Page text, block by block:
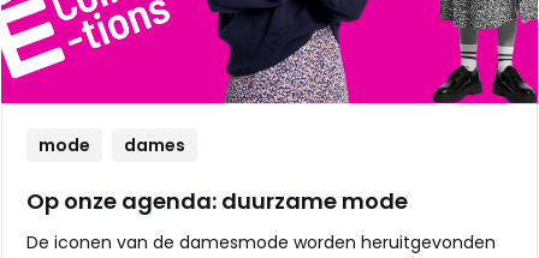
mode dames
Op onze agenda: duurzame mode
De iconen van de damesmode worden heruitgevonden